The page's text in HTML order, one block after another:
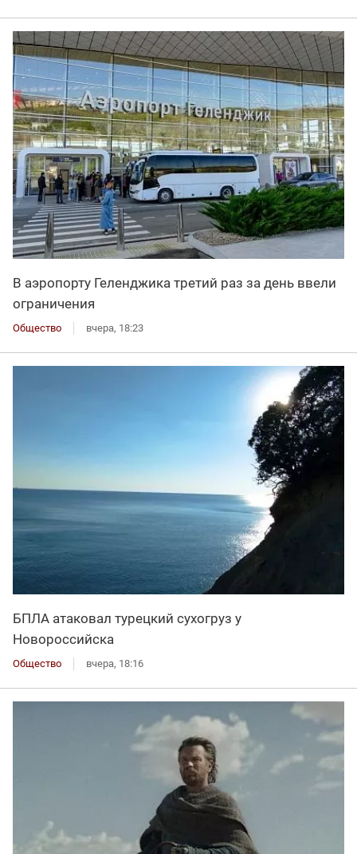
В аэропорту Геленджика третий раз за день ввели
ограничения
Общество вчера, 18:23
БПЛА атаковал турецкий сухогруз у
Новороссийска
Общество вчера, 18:16